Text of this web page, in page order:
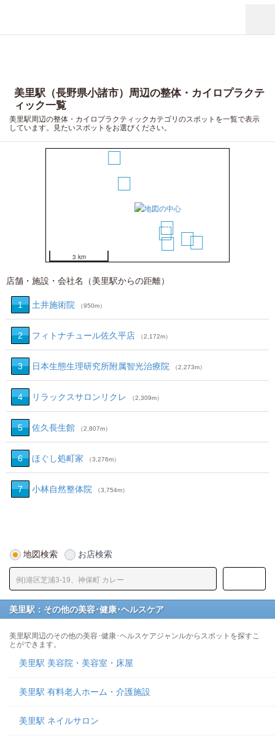
美里駅（長野県小諸市）周辺の整体・カイロプラクテ
ィック一覧
美里駅周辺の整体・カイロプラクティックカテゴリのスポットを一覧で表示
しています。見たいスポットをお選びください。
2
4
5
3 km
店舗・施設・会社名（美里駅からの距離）
1 土井施術院 （950m）
2 フィトナチュール佐久平店 （2,172m）
3 日本生態生理研究所附属智光治療院 （2,273m）
4 リラックスサロンリクレ （2,309m）
5 佐久長生館 （2,807m）
6 ほぐし処町家 （3,276m）
7 小林自然整体院 （3,754m）
地図検索 お店検索
美里駅：その他の美容･健康･ヘルスケア
美里駅周辺のその他の美容･健康･ヘルスケアジャンルからスポットを探すこ
とができます。
美里駅 美容院・美容室・床屋
美里駅 有料老人ホーム・介護施設
美里駅 ネイルサロン